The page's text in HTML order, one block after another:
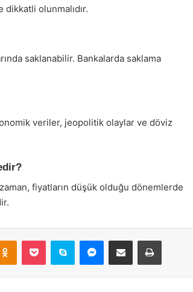
olunmalıdır.
saklanabilir. Bankalarda saklama
veriler, jeopolitik olaylar ve döviz
fiyatların düşük olduğu dönemlerde
Odnoklassniki
Pocket Skype Messenger
E-Posta ile paylaş Yazdır